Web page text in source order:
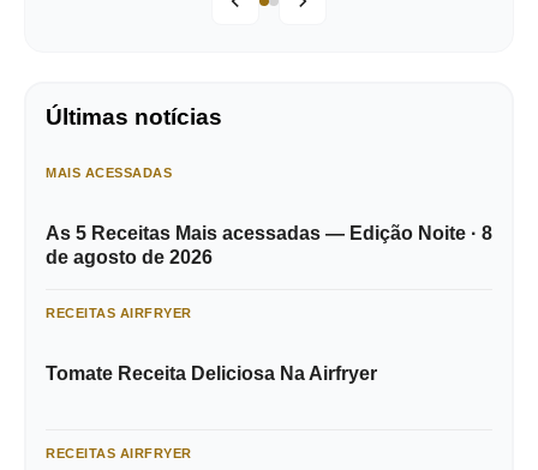
Últimas notícias
MAIS ACESSADAS
As 5 Receitas Mais acessadas — Edição Noite · 8
de agosto de 2026
RECEITAS AIRFRYER
Tomate Receita Deliciosa Na Airfryer
RECEITAS AIRFRYER